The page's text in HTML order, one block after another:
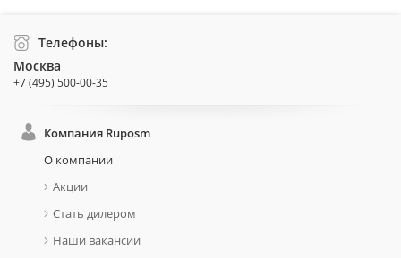
Телефоны:
Москва
+7 (495) 500-00-35
Компания Ruposm
О компании
Акции
Стать дилером
Наши вакансии